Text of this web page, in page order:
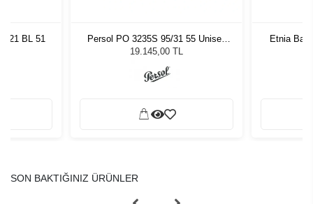
21 BL 51
Persol PO 3235S 95/31 55 Unisex
Güneş Gözlüğü
19.145,00 TL
Etnia
SON BAKTIĞINIZ ÜRÜNLER